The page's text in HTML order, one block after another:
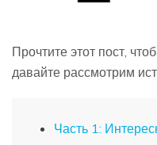
Прочтите этот пост,
давайте рассмотрим
Часть 1: